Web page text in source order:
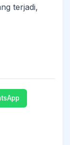
terjadi,